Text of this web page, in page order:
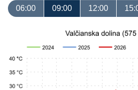
06:00 09:00 12:00